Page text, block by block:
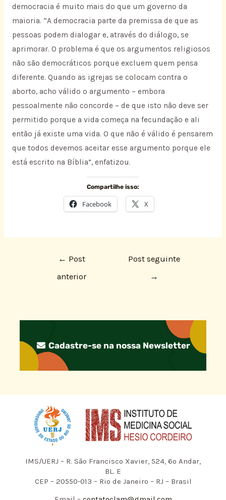
democracia é muito mais do que um governo da
maioria. “A democracia parte da premissa de que as
pessoas podem dialogar e, através do diálogo, se
aprimorar. O problema é que os argumentos religiosos
não são democráticos porque excluem quem pensa
diferente. Quando as igrejas se colocam contra o
aborto, acho válido o argumento – embora
pessoalmente não concorde – de que isto não deve ser
permitido porque a vida começa na fecundação e ali
então já existe uma vida. O que não é válido é pensarem
que todos devemos aceitar esse argumento porque ele
está escrito na Bíblia”, enfatizou.
Compartilhe isso:
Facebook X
← Post
anterior
Post seguinte
→
Cadastre-se na nossa Newsletter
IMS/UERJ – R. São Francisco Xavier, 524, 6º Andar,
BL. E
CEP – 20550-013 – Rio de Janeiro – RJ – Brasil